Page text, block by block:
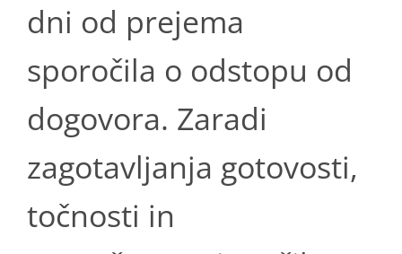
dni od prejema
sporočila o odstopu od
dogovora. Zaradi
zagotavljanja gotovosti,
točnosti in